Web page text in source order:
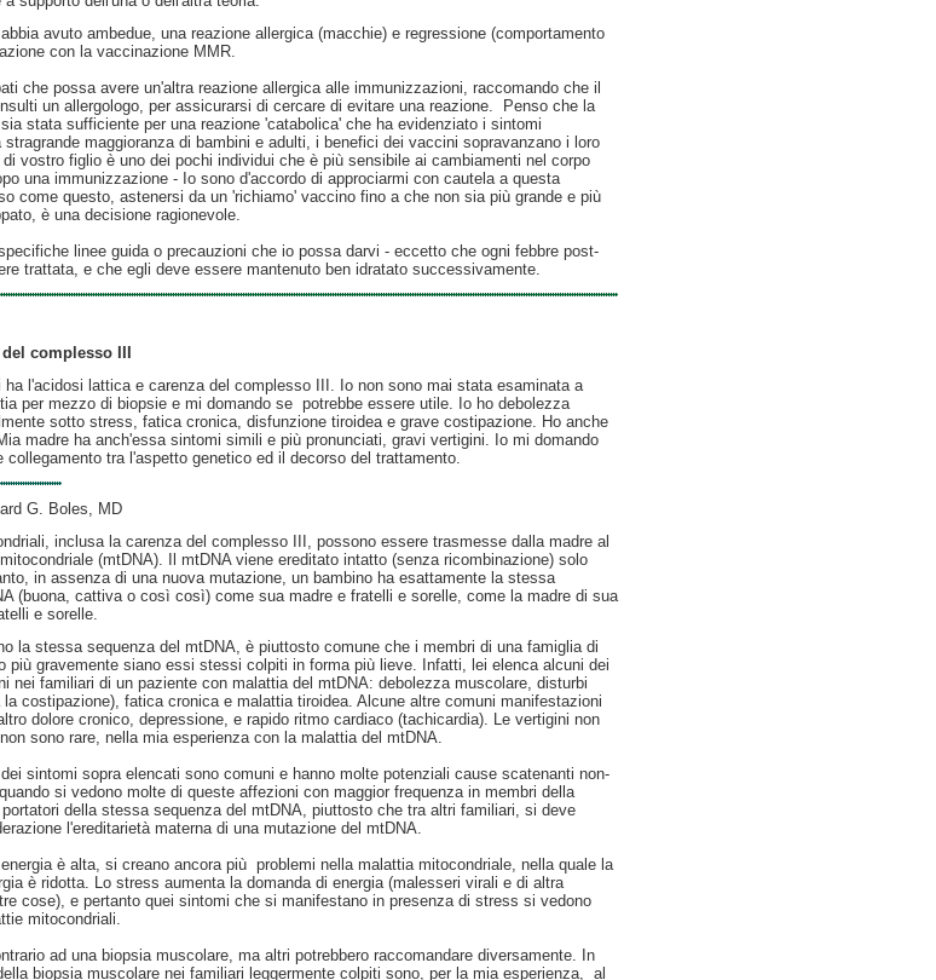
avuto ambedue, una reazione allergica (macchie) e regressione (comportamento
con la vaccinazione MMR.
che possa avere un'altra reazione allergica alle immunizzazioni, raccomando che il
un allergologo, per assicurarsi di cercare di evitare una reazione. Penso che la
stata sufficiente per una reazione 'catabolica' che ha evidenziato i sintomi
maggioranza di bambini e adulti, i benefici dei vaccini sopravanzano i loro
vostro figlio è uno dei pochi individui che è più sensibile ai cambiamenti nel corpo
una immunizzazione - Io sono d'accordo di approciarmi con cautela a questa
come questo, astenersi da un 'richiamo' vaccino fino a che non sia più grande e più
è una decisione ragionevole.
linee guida o precauzioni che io possa darvi - eccetto che ogni febbre post-
trattata, e che egli deve essere mantenuto ben idratato successivamente.
complesso III
ha l'acidosi lattica e carenza del complesso III. Io non sono mai stata esaminata a
per mezzo di biopsie e mi domando se potrebbe essere utile. Io ho debolezza
sotto stress, fatica cronica, disfunzione tiroidea e grave costipazione. Ho anche
madre ha anch'essa sintomi simili e più pronunciati, gravi vertigini. Io mi domando
collegamento tra l'aspetto genetico ed il decorso del trattamento.
G. Boles, MD
inclusa la carenza del complesso III, possono essere trasmesse dalla madre al
(mtDNA). Il mtDNA viene ereditato intatto (senza ricombinazione) solo
in assenza di una nuova mutazione, un bambino ha esattamente la stessa
(buona, cattiva o così così) come sua madre e fratelli e sorelle, come la madre di sua
e sorelle.
la stessa sequenza del mtDNA, è piuttosto comune che i membri di una famiglia di
più gravemente siano essi stessi colpiti in forma più lieve. Infatti, lei elenca alcuni dei
nei familiari di un paziente con malattia del mtDNA: debolezza muscolare, disturbi
costipazione), fatica cronica e malattia tiroidea. Alcune altre comuni manifestazioni
dolore cronico, depressione, e rapido ritmo cardiaco (tachicardia). Le vertigini non
sono rare, nella mia esperienza con la malattia del mtDNA.
sintomi sopra elencati sono comuni e hanno molte potenziali cause scatenanti non-
si vedono molte di queste affezioni con maggior frequenza in membri della
della stessa sequenza del mtDNA, piuttosto che tra altri familiari, si deve
l'ereditarietà materna di una mutazione del mtDNA.
è alta, si creano ancora più problemi nella malattia mitocondriale, nella quale la
è ridotta. Lo stress aumenta la domanda di energia (malesseri virali e di altra
cose), e pertanto quei sintomi che si manifestano in presenza di stress si vedono
mitocondriali.
ad una biopsia muscolare, ma altri potrebbero raccomandare diversamente. In
biopsia muscolare nei familiari leggermente colpiti sono, per la mia esperienza, al